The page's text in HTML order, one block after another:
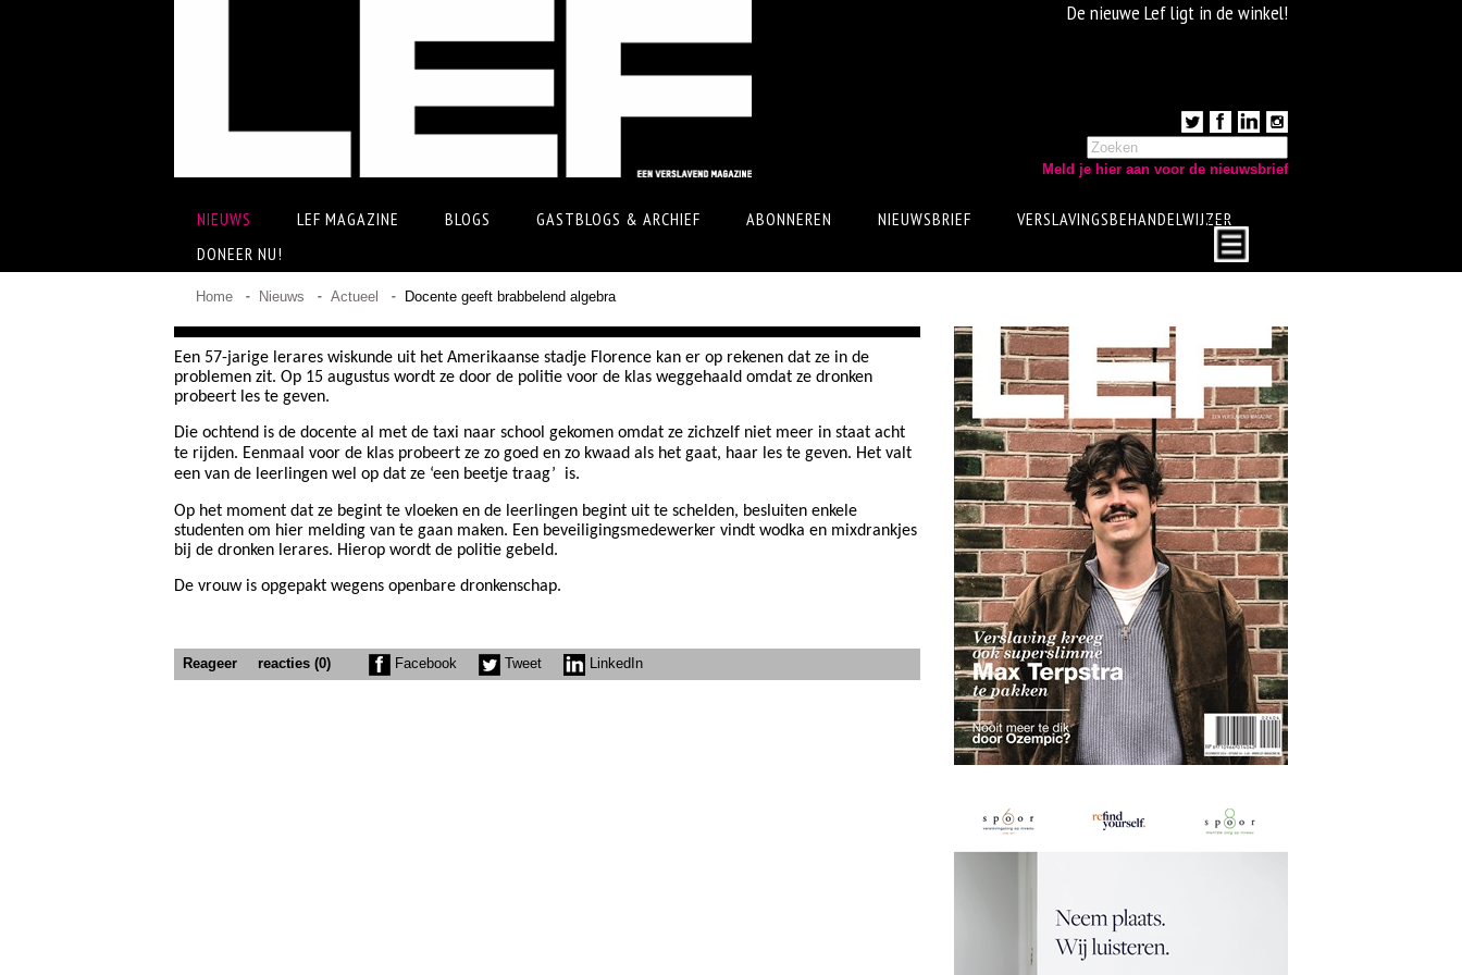
De nieuwe Lef ligt in de winkel!
Meld je hier aan voor de nieuwsbrief
NIEUWS LEF MAGAZINE BLOGS GASTBLOGS & ARCHIEF ABONNEREN NIEUWSBRIEF
VERSLAVINGSBEHANDELWIJZER
DONEER NU!
Home Nieuws Actueel Docente geeft brabbelend algebra
Een 57-jarige lerares wiskunde uit het Amerikaanse stadje Florence kan er op rekenen dat ze in de
problemen zit. Op 15 augustus wordt ze door de politie voor de klas weggehaald omdat ze dronken
probeert les te geven.
Die ochtend is de docente al met de taxi naar school gekomen omdat ze zichzelf niet meer in staat acht
te rijden. Eenmaal voor de klas probeert ze zo goed en zo kwaad als het gaat, haar les te geven. Het valt
een van de leerlingen wel op dat ze ‘een beetje traag’
is.
Op het moment dat ze begint te vloeken en de leerlingen begint uit te schelden, besluiten enkele
studenten om hier melding van te gaan maken. Een beveiligingsmedewerker vindt wodka en mixdrankjes
bij de dronken lerares. Hierop wordt de politie gebeld.
De vrouw is opgepakt wegens openbare dronkenschap.
Reageer reacties (0) Facebook Tweet LinkedIn